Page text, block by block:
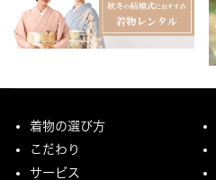
着物の選び方
こだわり
サービス